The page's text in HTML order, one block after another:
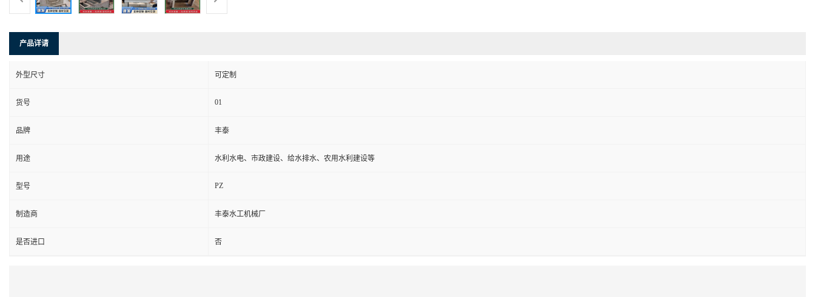
产品详请
外型尺寸 可定制
货号 01
品牌 丰泰
用途 水利水电、市政建设、给水排水、农用水利建设等
型号 PZ
制造商 丰泰水工机械厂
是否进口 否